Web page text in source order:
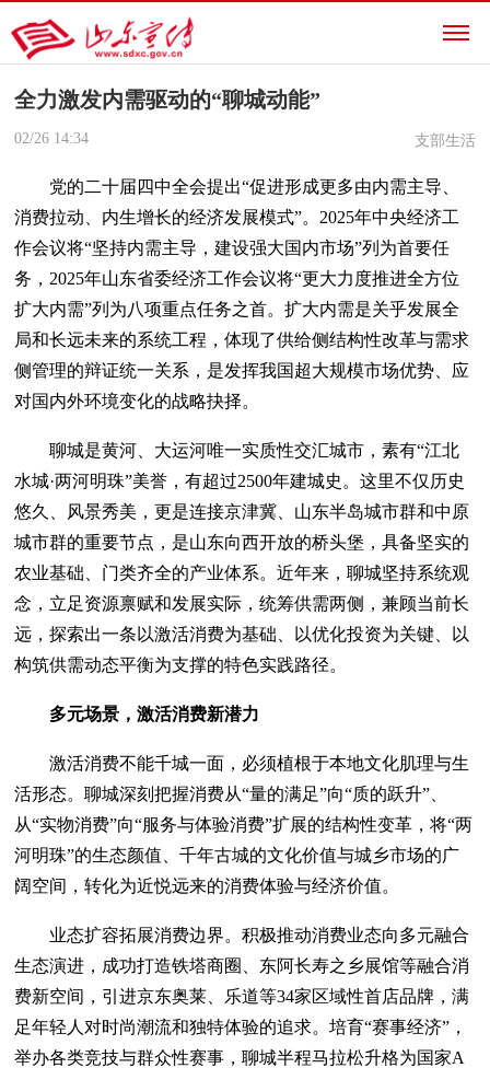
全力激发内需驱动的“聊城动能”
02/26 14:34 支部生活
党的二十届四中全会提出“促进形成更多由内需主导、
消费拉动、内生增长的经济发展模式”。2025年中央经济工
作会议将“坚持内需主导，建设强大国内市场”列为首要任
务，2025年山东省委经济工作会议将“更大力度推进全方位
扩大内需”列为八项重点任务之首。扩大内需是关乎发展全
局和长远未来的系统工程，体现了供给侧结构性改革与需求
侧管理的辩证统一关系，是发挥我国超大规模市场优势、应
对国内外环境变化的战略抉择。
聊城是黄河、大运河唯一实质性交汇城市，素有“江北
水城·两河明珠”美誉，有超过2500年建城史。这里不仅历史
悠久、风景秀美，更是连接京津冀、山东半岛城市群和中原
城市群的重要节点，是山东向西开放的桥头堡，具备坚实的
农业基础、门类齐全的产业体系。近年来，聊城坚持系统观
念，立足资源禀赋和发展实际，统筹供需两侧，兼顾当前长
远，探索出一条以激活消费为基础、以优化投资为关键、以
构筑供需动态平衡为支撑的特色实践路径。
多元场景，激活消费新潜力
激活消费不能千城一面，必须植根于本地文化肌理与生
活形态。聊城深刻把握消费从“量的满足”向“质的跃升”、
从“实物消费”向“服务与体验消费”扩展的结构性变革，将“两
河明珠”的生态颜值、千年古城的文化价值与城乡市场的广
阔空间，转化为近悦远来的消费体验与经济价值。
业态扩容拓展消费边界。积极推动消费业态向多元融合
生态演进，成功打造铁塔商圈、东阿长寿之乡展馆等融合消
费新空间，引进京东奥莱、乐道等34家区域性首店品牌，满
足年轻人对时尚潮流和独特体验的追求。培育“赛事经济”，
举办各类竞技与群众性赛事，聊城半程马拉松升格为国家A